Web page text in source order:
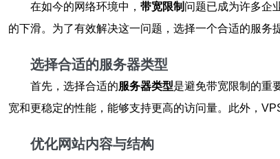
在如今的网络环境中， 带宽限制 问题已成为许多企
的下滑。为了有效解决这一问题，选择一个合适的服务
选择合适的服务器类型
首先，选择合适的服务器类型是避免带宽限制的重
宽和更稳定的性能，能够支持更高的访问量。此外，
优化网站内容与结构